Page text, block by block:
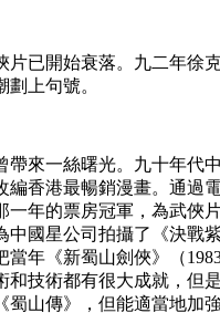
片已開始衰落。九二年徐
上句號。
來一絲曙光。九十年代
編香港最暢銷漫畫。通過
一年的票房冠軍，為武俠
中國星公司拍攝了《決戰
當年《新蜀山劍俠》（
和技術都有很大成就，
蜀山傳》，但能適當地加